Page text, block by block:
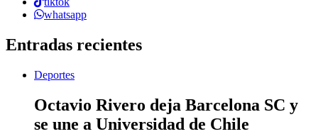
whatsapp
Entradas recientes
Deportes
Octavio Rivero deja Barcelona SC y
se une a Universidad de Chile